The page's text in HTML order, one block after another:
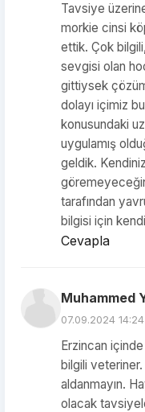
Tavsiye
morkie cinsi
ettik. Çok
sevgisi olan
gittiysek çözüm
dolayı içimiz
konusundaki
uygulamış
geldik.
tarafından
bilgisi için
Cevapla
Muhammed
07.09.2024 14:24
Erzincan
bilgili
aldanmayın.
olacak